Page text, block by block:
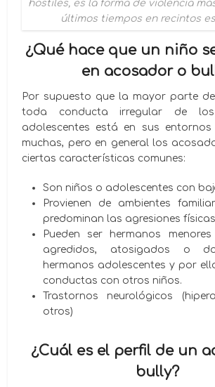
hostiles, es la forma de violencia
últimos tiempos en recintos
¿Qué hace que un niño
en acosador o
Por supuesto que la mayor parte
toda conducta irregular de
adolescentes está en sus entornos
muchas, pero en general los
ciertas características comunes:
Son niños o adolescentes con
Provienen de ambientes
predominan las agresiones
Pueden ser hermanos
agredidos, atosigados o
hermanos adolescentes y por
conductas con otros niños.
Trastornos neurológicos
otros)
¿Cuál es el perfil de un
bully?